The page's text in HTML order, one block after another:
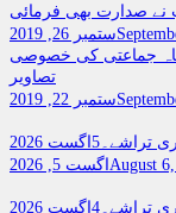
صدارت بھی فرمائی
ستمبر 26, 2019
جماعتی کی خصوصی
تصاویر
ستمبر 22, 2019
تراشے۔5اگست 2026
اگست 5, 2026 August
تراشے۔4اگست 2026